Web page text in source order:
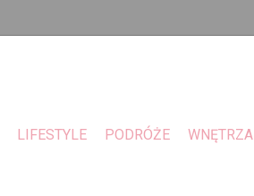
LIFESTYLE PODRÓŻE WNĘTRZA